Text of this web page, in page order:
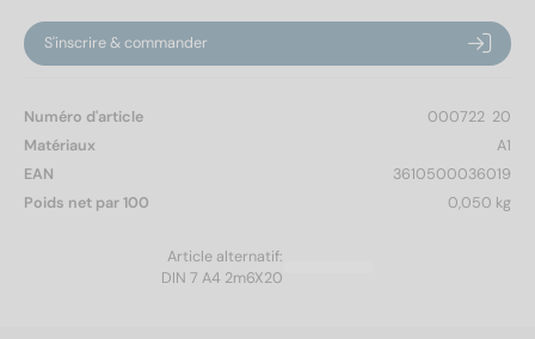
S'inscrire & commander
Numéro d'article
000722  20
Matériaux
A1
EAN
3610500036019
Poids net par 100
0,050 kg
Article alternatif:
DIN 7 A4 2m6X20